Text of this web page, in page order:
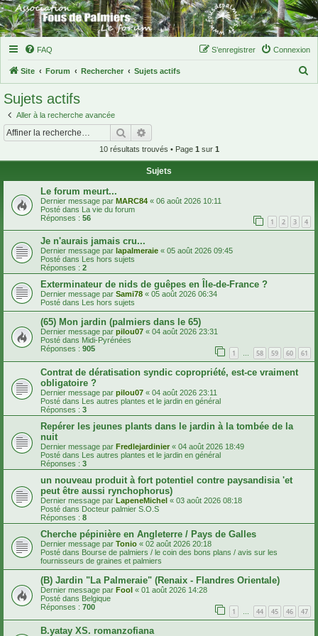
FAQ Connexion
S’enregistrer
Site Forum Rechercher Sujets actifs
Sujets actifs
Aller à la recherche avancée
Rechercher
10 résultats trouvés • Page 1 sur 1
Sujets
Le forum meurt...
Dernier message par MARC84 « 06 août 2026 10:11
Posté dans La vie du forum
Réponses : 56 1 2 3 4
Je n'aurais jamais cru...
Dernier message par lapalmeraie « 05 août 2026 09:45
Posté dans
Les hors sujets
Réponses : 2
Exterminateur de nids de guêpes en Île-de-France ?
Dernier message par Sami78 « 05 août 2026 06:34
Posté dans
Les hors sujets
(65) Mon jardin (palmiers dans le 65)
Dernier message par pilou07 « 04 août 2026 23:31
Posté dans Midi-Pyrénées
Réponses : 905 1 … 58 59 60 61
Contrat de dératisation syndic copropriété, est-ce vraiment
obligatoire ?
Dernier message par pilou07 « 04 août 2026 23:11
Posté dans Les autres plantes et le jardin en général
Réponses : 3
Repérer les jeunes plants dans le jardin à la tombée de la
nuit
Dernier message par Fredlejardinier « 04 août 2026 18:49
Posté dans Les autres plantes et le jardin en général
Réponses : 3
un nouveau produit à fort potentiel contre paysandisia 'et
peut être aussi rynchophorus)
Dernier message par LapeneMichel « 03 août 2026 08:18
Posté dans Docteur palmier S.O.S
Réponses : 8
Cherche pépinière en Angleterre / Pays de Galles
Dernier message par Tonio « 02 août 2026 20:18
Posté dans Bourse de palmiers / le coin des bons plans / avis sur les
fournisseurs de graines et palmiers
(B) Jardin "La Palmeraie" (Renaix - Flandres Orientale)
Dernier message par Fool « 01 août 2026 14:28
Posté dans Belgique
Réponses : 700 1 44 45 46 47
B.yatay XS. romanzofiana